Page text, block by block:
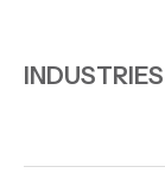
INDUSTRIES